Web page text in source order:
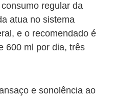
regular da
atua no sistema
e o recomendado é
600 ml por dia, três
e sonolência ao